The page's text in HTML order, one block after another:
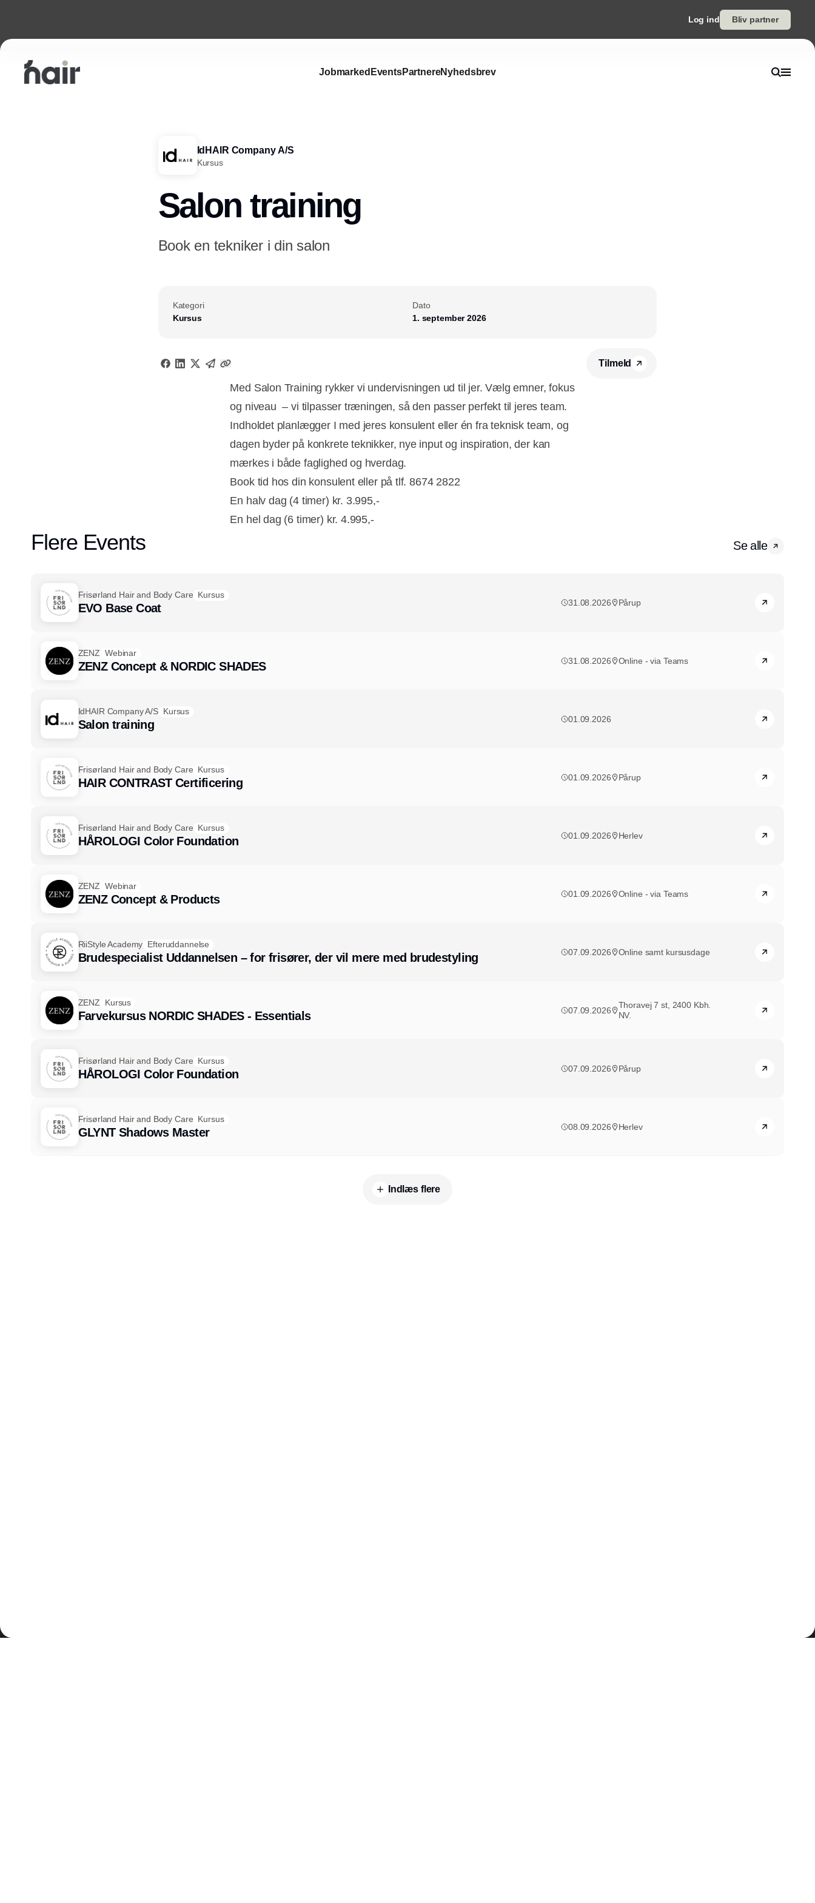
Log ind Bliv partner
Jobmarked EventsPartnereNyhedsbrev
IdHAIR Company A/S
Kursus
Salon training
Book en tekniker i din salon
Kategori
Kursus
Dato
1. september 2026
Tilmeld
Med Salon Training rykker vi undervisningen ud til jer. Vælg emner, fokus
og niveau – vi tilpasser træningen, så den passer perfekt til jeres team.
Indholdet planlægger I med jeres konsulent eller én fra teknisk team, og
dagen byder på konkrete teknikker, nye input og inspiration, der kan
mærkes i både faglighed og hverdag.
Book tid hos din konsulent eller på tlf. 8674 2822
En halv dag (4 timer) kr. 3.995,-
En hel dag (6 timer) kr. 4.995,-
Flere Events Se alle
Frisørland Hair and Body Care Kursus
EVO Base Coat 31.08.2026 Pårup
ZENZ Webinar
ZENZ Concept & NORDIC SHADES 31.08.2026 Online - via Teams
IdHAIR Company A/S Kursus
Salon training 01.09.2026
Frisørland Hair and Body Care Kursus
HAIR CONTRAST Certificering 01.09.2026 Pårup
Frisørland Hair and Body Care Kursus
HÅROLOGI Color Foundation 01.09.2026 Herlev
ZENZ Webinar
ZENZ Concept & Products 01.09.2026 Online - via Teams
RiiStyle Academy Efteruddannelse
Brudespecialist Uddannelsen – for frisører, der vil mere med brudestyling 07.09.2026 Online samt kursusdage
ZENZ Kursus
Farvekursus NORDIC SHADES - Essentials 07.09.2026
Thoravej 7 st, 2400 Kbh.
NV.
Frisørland Hair and Body Care Kursus
HÅROLOGI Color Foundation 07.09.2026 Pårup
Frisørland Hair and Body Care Kursus
GLYNT Shadows Master 08.09.2026 Herlev
Indlæs flere